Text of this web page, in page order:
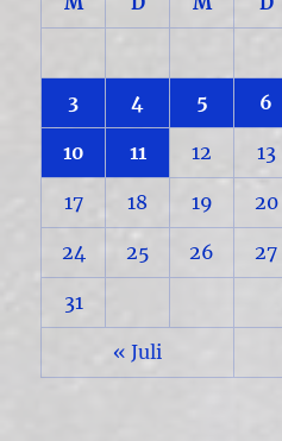
3 4 5 6
10 11 12 13
17 18 19 20
24 25 26 27
31
« Juli